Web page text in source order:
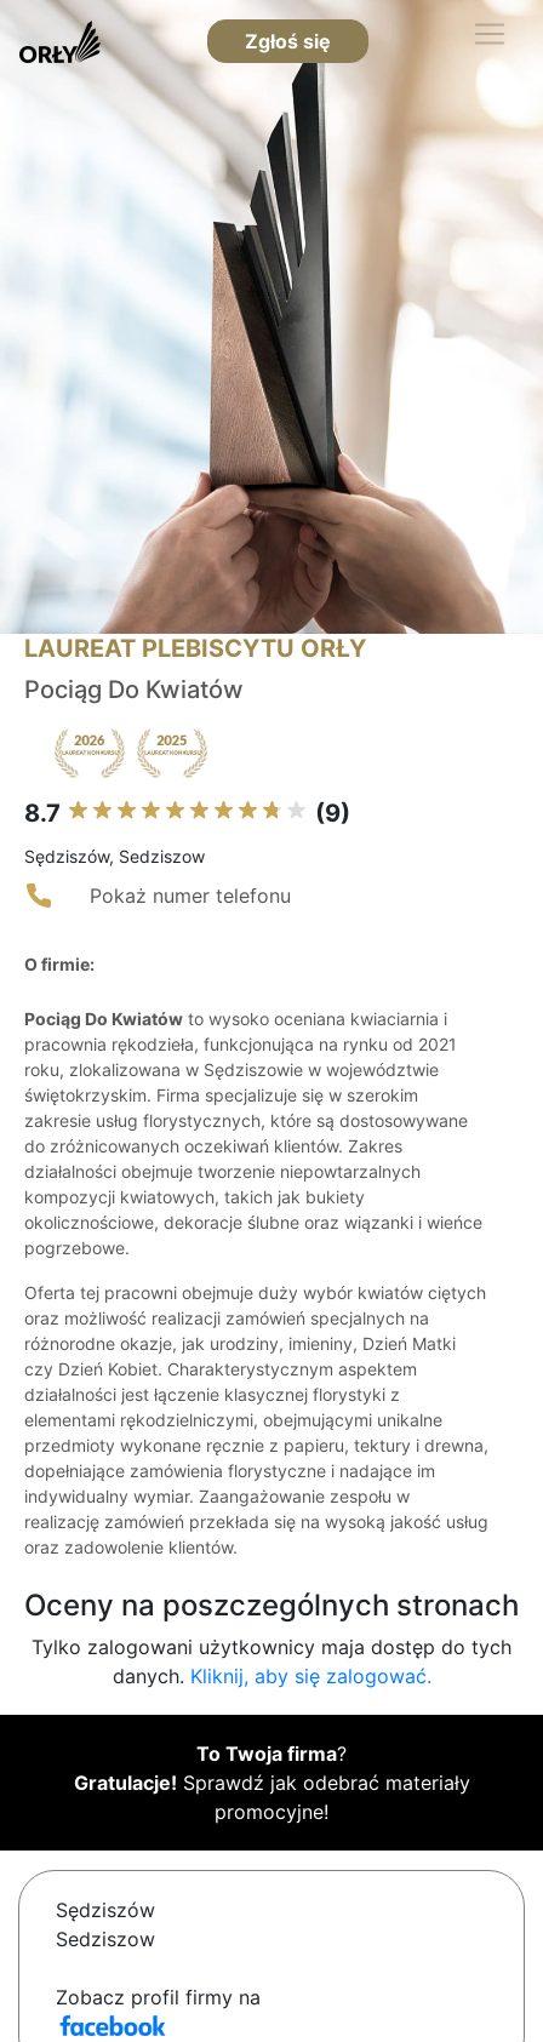
Zgłoś się
LAUREAT PLEBISCYTU ORŁY
Pociąg Do Kwiatów
8.7 (9)
Sędziszów, Sedziszow
Pokaż numer telefonu
O firmie:
Pociąg Do Kwiatów to wysoko oceniana kwiaciarnia i
pracownia rękodzieła, funkcjonująca na rynku od 2021
roku, zlokalizowana w Sędziszowie w województwie
świętokrzyskim. Firma specjalizuje się w szerokim
zakresie usług florystycznych, które są dostosowywane
do zróżnicowanych oczekiwań klientów. Zakres
działalności obejmuje tworzenie niepowtarzalnych
kompozycji kwiatowych, takich jak bukiety
okolicznościowe, dekoracje ślubne oraz wiązanki i wieńce
pogrzebowe.
Oferta tej pracowni obejmuje duży wybór kwiatów ciętych
oraz możliwość realizacji zamówień specjalnych na
różnorodne okazje, jak urodziny, imieniny, Dzień Matki
czy Dzień Kobiet. Charakterystycznym aspektem
działalności jest łączenie klasycznej florystyki z
elementami rękodzielniczymi, obejmującymi unikalne
przedmioty wykonane ręcznie z papieru, tektury i drewna,
dopełniające zamówienia florystyczne i nadające im
indywidualny wymiar. Zaangażowanie zespołu w
realizację zamówień przekłada się na wysoką jakość usług
oraz zadowolenie klientów.
Oceny na poszczególnych stronach
Tylko zalogowani użytkownicy maja dostęp do tych
danych. Kliknij, aby się zalogować.
To Twoja firma?
Gratulacje! Sprawdź jak odebrać materiały
promocyjne!
Sędziszów
Sedziszow
Zobacz profil firmy na